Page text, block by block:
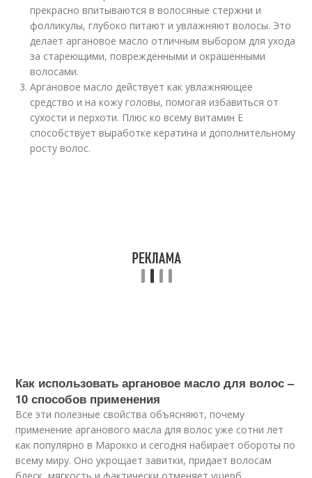
прекрасно впитываются в волосяные стержни и
фолликулы, глубоко питают и увлажняют волосы. Это
делает аргановое масло отличным выбором для ухода
за стареющими, поврежденными и окрашенными
волосами.
Аргановое масло действует как увлажняющее
средство и на кожу головы, помогая избавиться от
сухости и перхоти. Плюс ко всему витамин Е
способствует выработке кератина и дополнительному
росту волос.
Как использовать аргановое масло для волос –
10 способов применения
Все эти полезные свойства объясняют, почему
применение арганового масла для волос уже сотни лет
как популярно в Марокко и сегодня набирает обороты по
всему миру. Оно укрощает завитки, придает волосам